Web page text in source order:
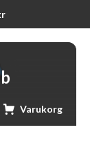
Varukorg